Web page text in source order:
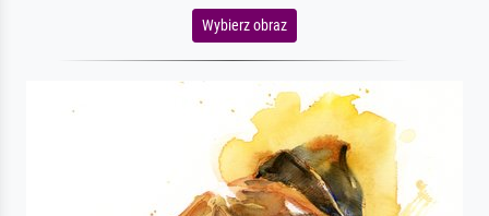
Wybierz obraz